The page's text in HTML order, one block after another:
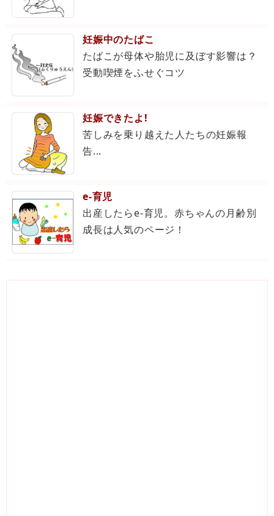
妊娠中のたばこ
たばこが母体や胎児に及ぼす影響は？
受動喫煙をふせぐコツ
妊娠できたよ!
苦しみを乗り越えた人たちの妊娠報
告...
e-育児
出産したらe-育児。赤ちゃんの月齢別
成長は人気のページ！